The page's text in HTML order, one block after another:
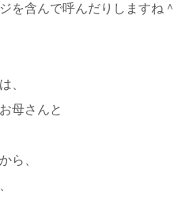
を含んで呼んだりしますね＾
、
母さんと
ら、